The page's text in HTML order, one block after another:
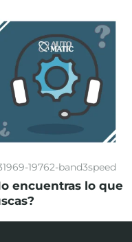
19762-band3speed
encuentras lo que